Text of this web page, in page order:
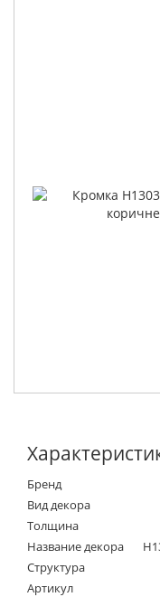
Бренд
Вид декора
Толщина
Название декора
Структура
Артикул